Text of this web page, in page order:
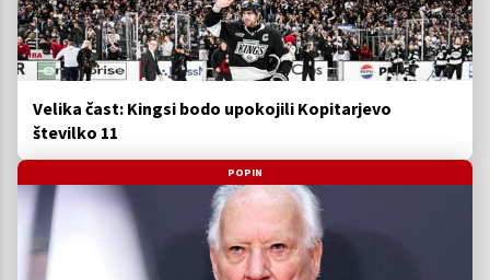
Velika čast: Kingsi bodo upokojili Kopitarjevo
številko 11
POPIN